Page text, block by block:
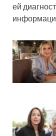
ей